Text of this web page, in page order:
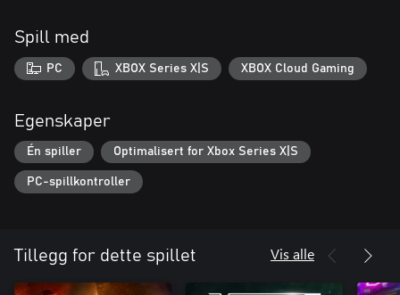
- EVERSPACE 2: Supporter Pack
The EVERSPACE 2 Supporter Pack opens up new cosmetic
options for series megafans to customize ships. Contains more
decals, engine and thruster effects, and cybernetic glow lighting
options.
Spill med
PC XBOX Series X|S XBOX Cloud Gaming
Egenskaper
Én spiller Optimalisert for Xbox Series X|S
PC-spillkontroller
Tillegg for dette spillet Vis alle